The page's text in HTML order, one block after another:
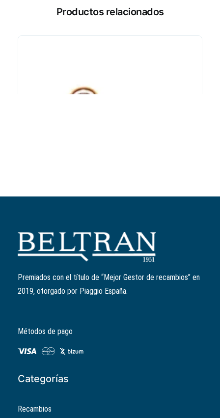
Productos relacionados
Kit 6 rodillos variador 19mm/7,4gr
CM1038045
11,07
original
era:
El
actual
Premiados con el título de “Mejor Gestor de recambios” en
2019, otorgado por Piaggio España.
Métodos de pago
Categorías
Recambios